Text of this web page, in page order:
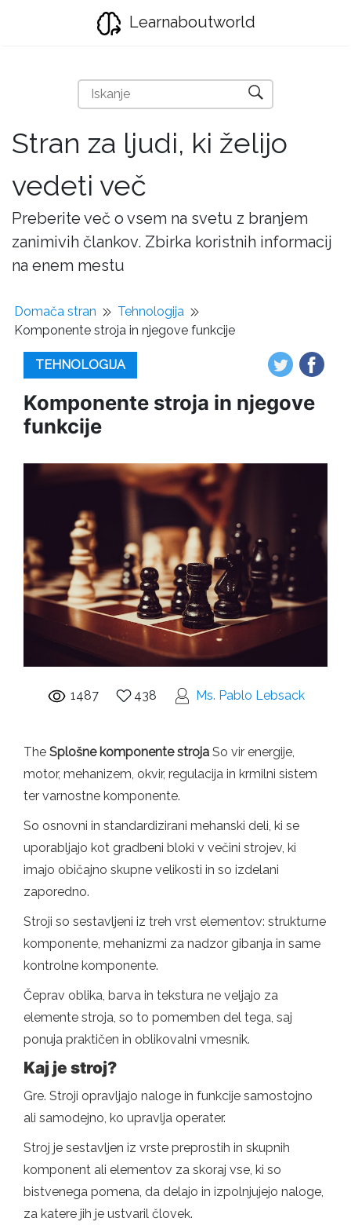
Learnaboutworld
Stran za ljudi, ki želijo
vedeti več
Preberite več o vsem na svetu z branjem
zanimivih člankov. Zbirka koristnih informacij
na enem mestu
Domača stran
Tehnologija
Komponente stroja in njegove funkcije
TEHNOLOGIJA
Komponente stroja in njegove
funkcije
1487 438 Ms. Pablo Lebsack
The Splošne komponente stroja So vir energije,
motor, mehanizem, okvir, regulacija in krmilni sistem
ter varnostne komponente.
So osnovni in standardizirani mehanski deli, ki se
uporabljajo kot gradbeni bloki v večini strojev, ki
imajo običajno skupne velikosti in so izdelani
zaporedno.
Stroji so sestavljeni iz treh vrst elementov: strukturne
komponente, mehanizmi za nadzor gibanja in same
kontrolne komponente.
Čeprav oblika, barva in tekstura ne veljajo za
elemente stroja, so to pomemben del tega, saj
ponuja praktičen in oblikovalni vmesnik.
Kaj je stroj?
Gre. Stroji opravljajo naloge in funkcije samostojno
ali samodejno, ko upravlja operater.
Stroj je sestavljen iz vrste preprostih in skupnih
komponent ali elementov za skoraj vse, ki so
bistvenega pomena, da delajo in izpolnjujejo naloge,
za katere jih je ustvaril človek.